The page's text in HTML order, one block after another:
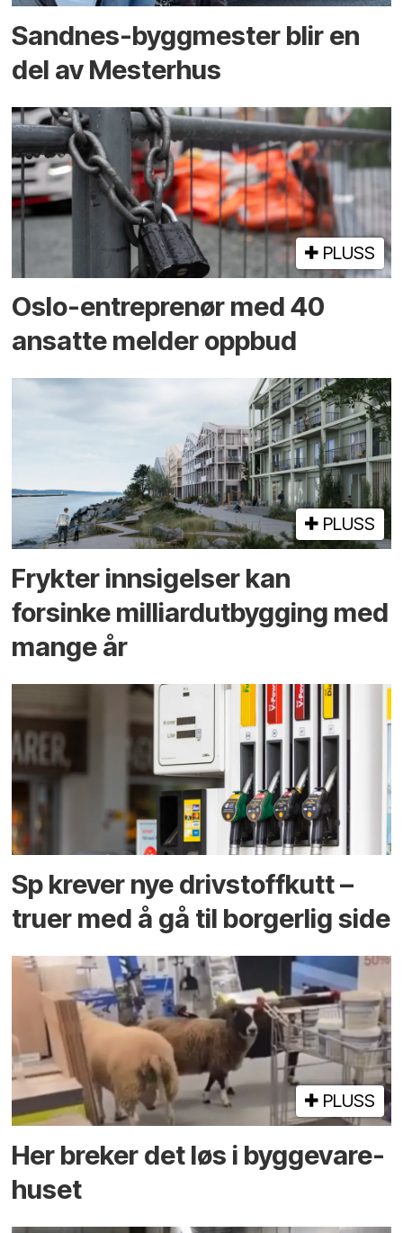
Sandnes-byggmester blir en
del av Mesterhus
PLUSS
Oslo-entreprenør med 40
ansatte melder oppbud
PLUSS
Frykter innsigelser kan
forsinke milliard­utbygging med
mange år
Sp krever nye drivstoffkutt –
truer med å gå til borgerlig side
PLUSS
Her breker det løs i bygge­vare­
huset